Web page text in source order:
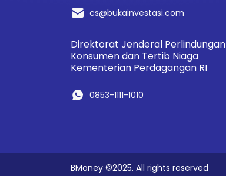
cs@bukainvestasi.com
Direktorat Jenderal Perlindungan
Konsumen dan Tertib Niaga
Kementerian Perdagangan RI
0853-1111-1010
BMoney ©2025. All rights reserved